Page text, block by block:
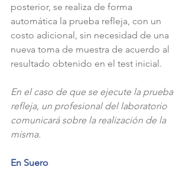
posterior, se realiza de forma
automática la prueba refleja, con un
costo adicional, sin necesidad de una
nueva toma de muestra de acuerdo al
resultado obtenido en el test inicial.
En el caso de que se ejecute la prueba
refleja, un profesional del laboratorio
comunicará sobre la realización de la
misma.
En Suero